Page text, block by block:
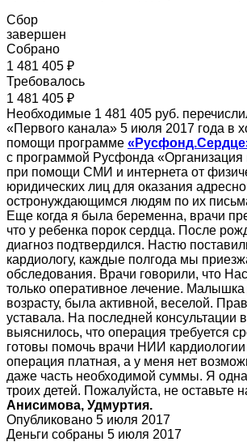
Сбор
завершен
Собрано
1 481 405 ₽
Требовалось
1 481 405 ₽
Необходимые 1 481 405 руб.
«Первого канала» 5 июля 2017 года в
помощи программе
с программой Русфонда «Организация
при помощи СМИ и интернета от
юридических лиц для оказания
остронуждающимся людям по их
Еще когда я была беременна, врачи
что у ребенка порок сердца. После
диагноз подтвердился. Настю
кардиологу, каждые полгода мы
обследования. Врачи говорили, что
только оперативное лечение. Малышка
возрасту, была активной, веселой.
уставала. На последней консультации
выяснилось, что операция требуется
готовы помочь врачи НИИ
операция платная, а у меня нет
даже часть необходимой суммы. Я
троих детей. Пожалуйста, не оставьте
Анисимова, Удмуртия.
Опубликовано 5 июля 2017
Деньги собраны 5 июля 2017